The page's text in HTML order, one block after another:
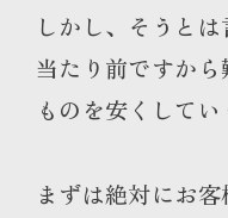
しかし、そうと
当たり前ですか
ものを安くしてい
まずは絶対にお